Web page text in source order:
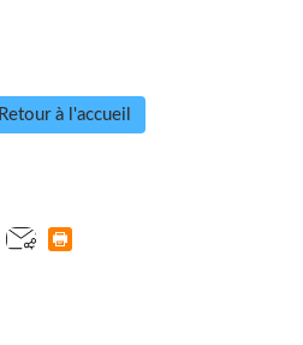
Retour à l'accueil